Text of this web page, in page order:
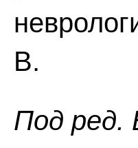
В.
Пoд peд.